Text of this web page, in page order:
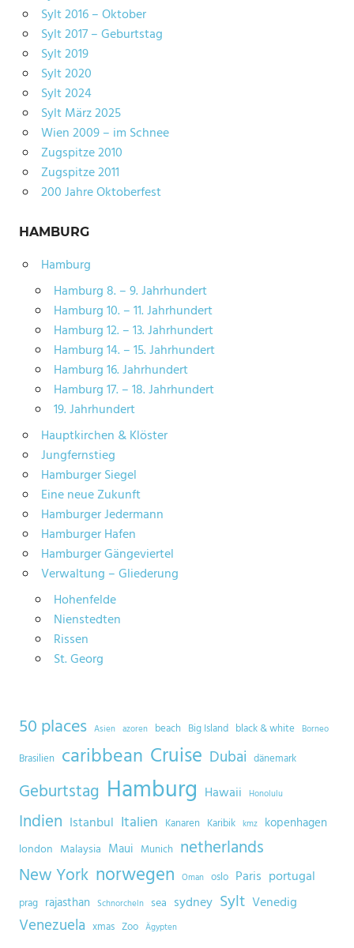
Sylt 2016 – Oktober
Sylt 2017 – Geburtstag
Sylt 2019
Sylt 2020
Sylt 2024
Sylt März 2025
Wien 2009 – im Schnee
Zugspitze 2010
Zugspitze 2011
200 Jahre Oktoberfest
HAMBURG
Hamburg
Hamburg 8. – 9. Jahrhundert
Hamburg 10. – 11. Jahrhundert
Hamburg 12. – 13. Jahrhundert
Hamburg 14. – 15. Jahrhundert
Hamburg 16. Jahrhundert
Hamburg 17. – 18. Jahrhundert
19. Jahrhundert
Hauptkirchen & Klöster
Jungfernstieg
Hamburger Siegel
Eine neue Zukunft
Hamburger Jedermann
Hamburger Hafen
Hamburger Gängeviertel
Verwaltung – Gliederung
Hohenfelde
Nienstedten
Rissen
St. Georg
50 places Asien azoren beach Big Island black & white Borneo
Brasilien caribbean Cruise Dubai dänemark
Geburtstag Hamburg Hawaii Honolulu
Indien Istanbul Italien Kanaren Karibik kmz kopenhagen
london Malaysia Maui Munich netherlands
New York norwegen Oman oslo Paris portugal
prag rajasthan Schnorcheln sea sydney Sylt Venedig
Venezuela xmas Zoo Ägypten